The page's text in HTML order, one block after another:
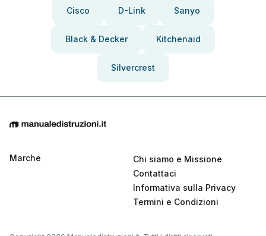
Cisco D-Link Sanyo
Black & Decker Kitchenaid
Silvercrest
Marche
Chi siamo e Missione
Contattaci
Informativa sulla Privacy
Termini e Condizioni